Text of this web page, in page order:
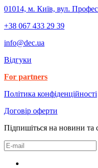
01014, м. Київ, вул.
+38 067 433 29 39
info@dec.ua
Відгуки
For partners
Політика конфіденційності
Договір оферти
Підпишіться на новини та